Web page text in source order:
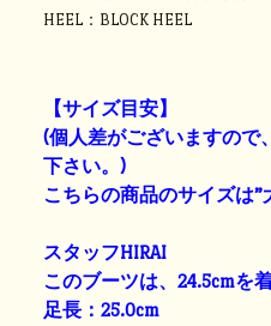
HEEL：BLOCK HEEL
【サイズ目安】
(個人差がございますので
下さい。)
こちらの商品のサイズは”
スタッフHIRAI
このブーツは、24.5cmを
足長：25.0cm